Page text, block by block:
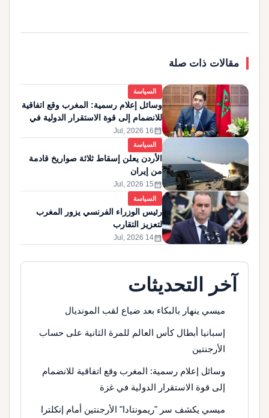
مقالات ذات صلة
السياسة
وسائل إعلام رسمية: المغرب وقع اتفاقية
للانضمام إلى قوة الاستقرار الدولية في
غزة
calendar_month
16 Jul, 2026
السياسة
الأردن يعلن إسقاط ثلاثة صواريخ قادمة
من إيران
calendar_month
15 Jul, 2026
السياسة
رئيس الوزراء الفرنسي يزور المغرب
لتعزيز التقارب
calendar_month
14 Jul, 2026
آخر التحديثات
ميسي ينهار بالبكاء بعد ضياع لقب المونديال
إسبانيا أبطال كأس العالم للمرة الثانية على حساب
الأرجنتين
وسائل إعلام رسمية: المغرب وقع اتفاقية للانضمام
إلى قوة الاستقرار الدولية في غزة
ميسي يكشف سر "ريمونتادا" الأرجنتين أمام إنكلترا